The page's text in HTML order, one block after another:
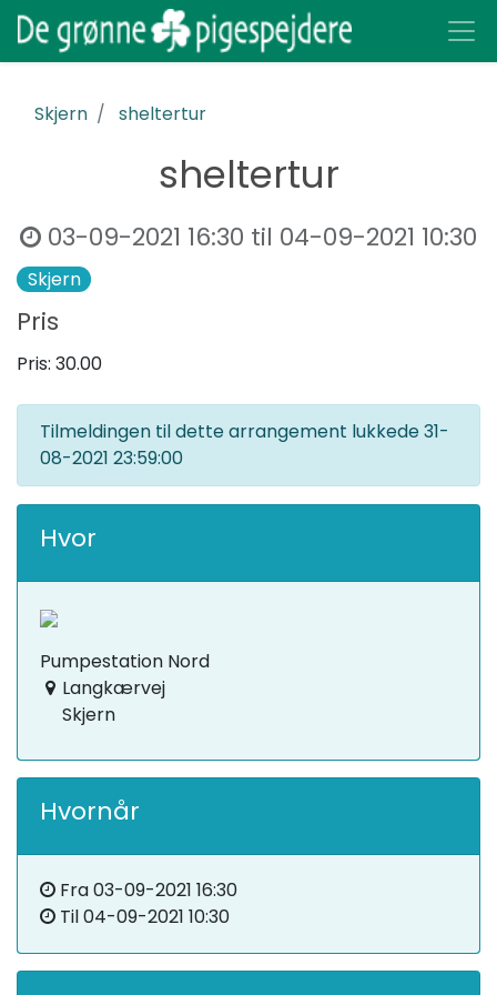
Skjern sheltertur
sheltertur
03-09-2021 16:30 til 04-09-2021 10:30
Skjern
Pris
Pris: 30.00
Tilmeldingen til dette arrangement lukkede31-
08-2021 23:59:00
Hvor
Pumpestation Nord
Langkærvej
Skjern
Hvornår
Fra03-09-2021 16:30
Til04-09-2021 10:30